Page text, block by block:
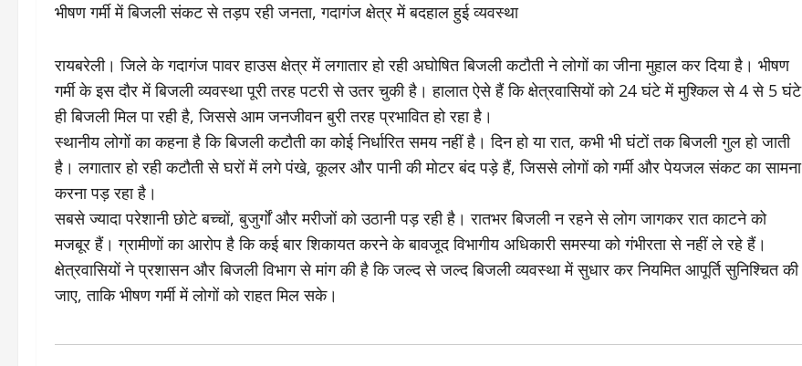
भीषण गर्मी में बिजली संकट से तड़प रही जनता, गदागंज क्षेत्र में बदहाल हुई व्यवस्था
रायबरेली। जिले के गदागंज पावर हाउस क्षेत्र में लगातार हो रही अघोषित बिजली कटौती ने लोगों का जीना मुहाल कर दिया है। भीषण
गर्मी के इस दौर में बिजली व्यवस्था पूरी तरह पटरी से उतर चुकी है। हालात ऐसे हैं कि क्षेत्रवासियों को 24 घंटे में मुश्किल से 4 से 5 घंटे
ही बिजली मिल पा रही है, जिससे आम जनजीवन बुरी तरह प्रभावित हो रहा है।
स्थानीय लोगों का कहना है कि बिजली कटौती का कोई निर्धारित समय नहीं है। दिन हो या रात, कभी भी घंटों तक बिजली गुल हो जाती
है। लगातार हो रही कटौती से घरों में लगे पंखे, कूलर और पानी की मोटर बंद पड़े हैं, जिससे लोगों को गर्मी और पेयजल संकट का सामना
करना पड़ रहा है।
सबसे ज्यादा परेशानी छोटे बच्चों, बुजुर्गों और मरीजों को उठानी पड़ रही है। रातभर बिजली न रहने से लोग जागकर रात काटने को
मजबूर हैं। ग्रामीणों का आरोप है कि कई बार शिकायत करने के बावजूद विभागीय अधिकारी समस्या को गंभीरता से नहीं ले रहे हैं।
क्षेत्रवासियों ने प्रशासन और बिजली विभाग से मांग की है कि जल्द से जल्द बिजली व्यवस्था में सुधार कर नियमित आपूर्ति सुनिश्चित की
जाए, ताकि भीषण गर्मी में लोगों को राहत मिल सके।